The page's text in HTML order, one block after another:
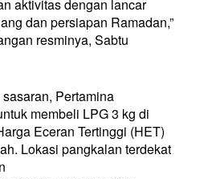
aktivitas dengan lancar
dan persiapan Ramadan,”
resminya, Sabtu
Pertamina
membeli LPG 3 kg di
Eceran Tertinggi (HET)
Lokasi pangkalan terdekat